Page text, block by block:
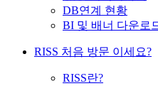
DB연계 현황
BI 및 배너 다운로
RISS 처음 방문 이세요?
RISS란?